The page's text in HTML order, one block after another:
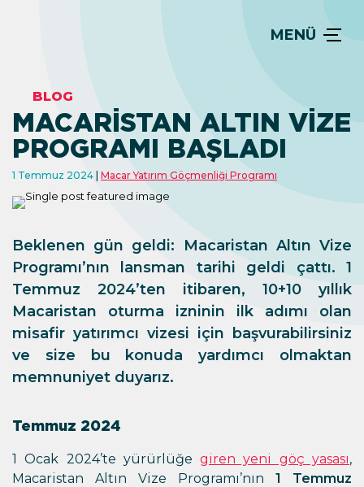
MENÜ
BLOG
MACARISTAN ALTIN VIZE
PROGRAMI BAŞLADI
1 Temmuz 2024 Macar Yatırım Göçmenliği Programı
Beklenen gün geldi: Macaristan Altın Vize
Programı’nın lansman tarihi geldi çattı. 1
Temmuz 2024’ten itibaren, 10+10 yıllık
Macaristan oturma izninin ilk adımı olan
misafir yatırımcı vizesi için başvurabilirsiniz
ve size bu konuda yardımcı olmaktan
memnuniyet duyarız.
Temmuz 2024
1 Ocak 2024’te yürürlüğegiren yeni göç yasası,
Macaristan Altın Vize Programı’nın 1 Temmuz